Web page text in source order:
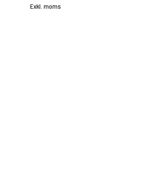
Exkl. moms